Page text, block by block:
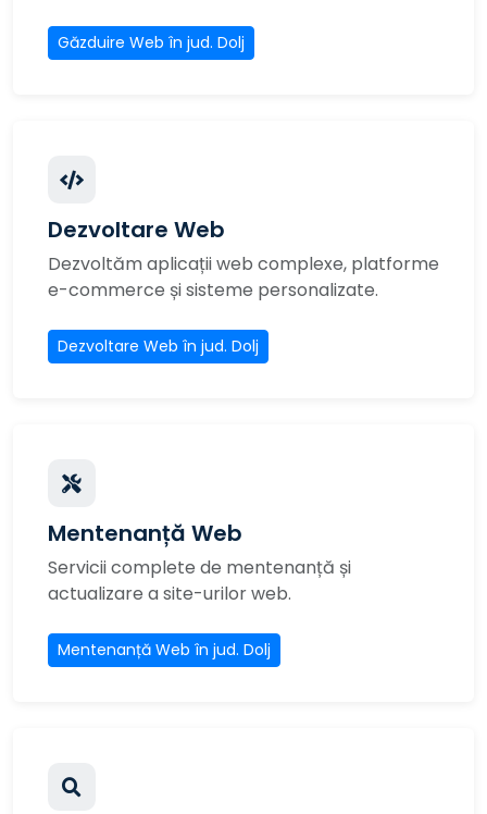
Găzduire Web în jud. Dolj
Dezvoltare Web
Dezvoltăm aplicații web complexe, platforme
e-commerce și sisteme personalizate.
Dezvoltare Web în jud. Dolj
Mentenanță Web
Servicii complete de mentenanță și
actualizare a site-urilor web.
Mentenanță Web în jud. Dolj